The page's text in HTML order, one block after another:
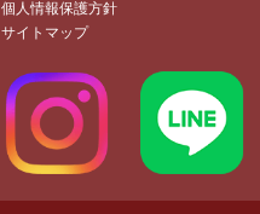
個人情報保護方針
サイトマップ